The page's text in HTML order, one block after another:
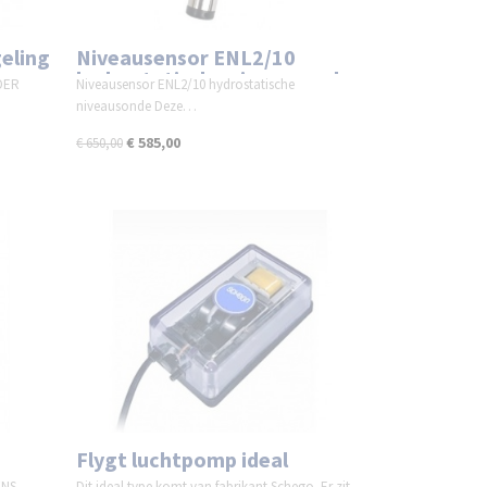
Niveausensor ENL2/10
hydrostatische niveausonde
Niveausensor ENL2/10 hydrostatische
niveausonde Deze…
€ 650,00€ 585,00
Flygt luchtpomp ideal